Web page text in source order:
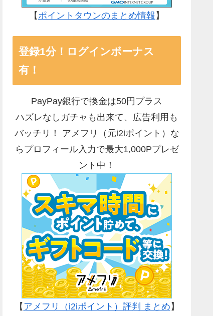
【ポイントタウンのまとめ情報 】
登録1分！ログインボーナス
有！
PayPay銀行で換金は50円プラス
ハズレなしガチャも出来て、広告利用も
バッチリ！ アメフリ（元i2iポイント）な
らプロフィール入力で最大1,000Pプレゼ
ント中！
【 アメフリ（i2iポイント）評判 まとめ 】